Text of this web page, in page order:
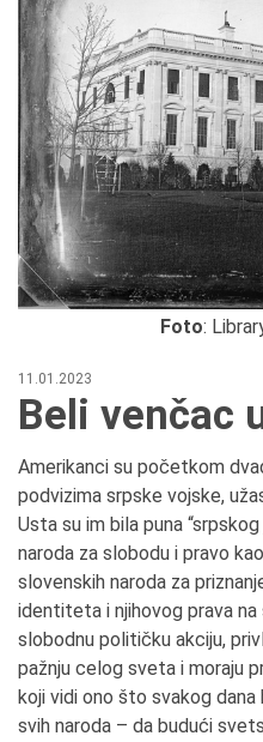
Foto:
11.01.2023
Beli venčac
Amerikanci su početkom
podvizima srpske vojske,
Usta su im bila puna
naroda za slobodu i pravo
slovenskih naroda za
identiteta i njihovog prava
slobodnu političku akciju,
pažnju celog sveta i moraju
koji vidi ono što svakog dana
svih naroda – da budući